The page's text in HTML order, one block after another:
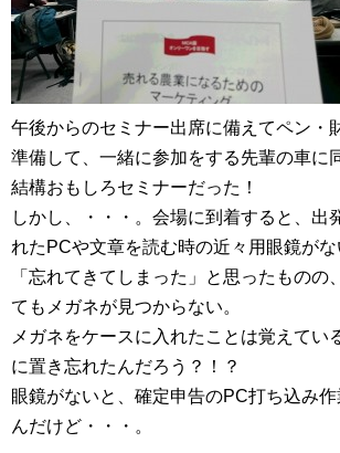
午後からのセミナー出席に備えてペン・
準備して、一緒に参加をする先輩の車に
結構おもしろセミナーだった！
しかし、・・・。会場に到着すると、出
れたPCや文章を読む時の近々用眼鏡がな
「忘れてきてしまった」と思ったものの
てもメガネが見つからない。
メガネをケースに入れたことは覚えてい
に置き忘れたんだろう？！？
眼鏡がないと、確定申告のPC打ち込み
んだけど・・・。